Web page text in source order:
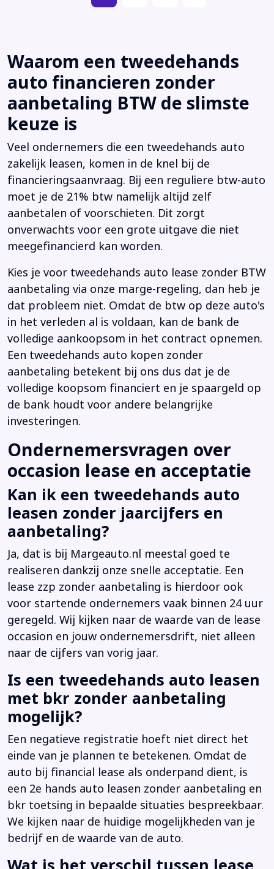
Waarom een tweedehands
auto financieren zonder
aanbetaling BTW de slimste
keuze is
Veel ondernemers die een tweedehands auto
zakelijk leasen, komen in de knel bij de
financieringsaanvraag. Bij een reguliere btw-auto
moet je de 21% btw namelijk altijd zelf
aanbetalen of voorschieten. Dit zorgt
onverwachts voor een grote uitgave die niet
meegefinancierd kan worden.
Kies je voor tweedehands auto lease zonder BTW
aanbetaling via onze marge-regeling, dan heb je
dat probleem niet. Omdat de btw op deze auto's
in het verleden al is voldaan, kan de bank de
volledige aankoopsom in het contract opnemen.
Een tweedehands auto kopen zonder
aanbetaling betekent bij ons dus dat je de
volledige koopsom financiert en je spaargeld op
de bank houdt voor andere belangrijke
investeringen.
Ondernemersvragen over
occasion lease en acceptatie
Kan ik een tweedehands auto
leasen zonder jaarcijfers en
aanbetaling?
Ja, dat is bij Margeauto.nl meestal goed te
realiseren dankzij onze snelle acceptatie. Een
lease zzp zonder aanbetaling is hierdoor ook
voor startende ondernemers vaak binnen 24 uur
geregeld. Wij kijken naar de waarde van de lease
occasion en jouw ondernemersdrift, niet alleen
naar de cijfers van vorig jaar.
Is een tweedehands auto leasen
met bkr zonder aanbetaling
mogelijk?
Een negatieve registratie hoeft niet direct het
einde van je plannen te betekenen. Omdat de
auto bij financial lease als onderpand dient, is
een 2e hands auto leasen zonder aanbetaling en
bkr toetsing in bepaalde situaties bespreekbaar.
We kijken naar de huidige mogelijkheden van je
bedrijf en de waarde van de auto.